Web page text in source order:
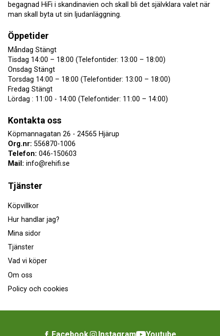
begagnad HiFi i skandinavien och skall bli det självklara valet när
man skall byta ut sin ljudanläggning.
Öppetider
Måndag Stängt
Tisdag 14:00 – 18:00 (Telefontider: 13:00 – 18:00)
Onsdag Stängt
Torsdag 14:00 – 18:00 (Telefontider: 13:00 – 18:00)
Fredag Stängt
Lördag : 11:00 - 14:00 (Telefontider: 11:00 – 14:00)
Kontakta oss
Köpmannagatan 26 - 24565 Hjärup
Org.nr: 556870-1006
Telefon: 046-150603
Mail: info@rehifi.se
Tjänster
Köpvillkor
Hur handlar jag?
Mina sidor
Tjänster
Vad vi köper
Om oss
Policy och cookies